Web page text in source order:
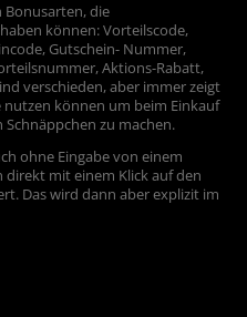
Bonusarten, die
können: Vorteilscode,
Gutschein- Nummer,
Aktions-Rabatt,
verschieden, aber immer zeigt
nutzen können um beim Einkauf
zu machen.
ohne Eingabe von einem
direkt mit einem Klick auf den
Das wird dann aber explizit im